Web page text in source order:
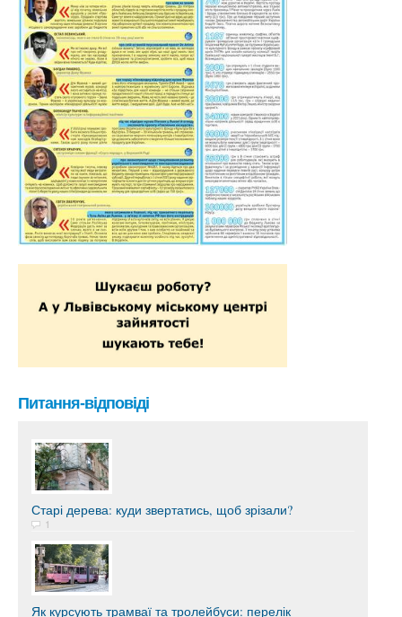
Питання-відповіді
Старі дерева: куди звертатись, щоб зрізали?
1
Як курсують трамваї та тролейбуси: перелік